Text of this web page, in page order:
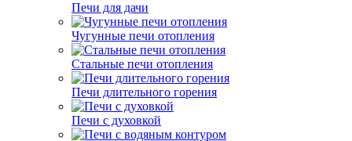
Печи для дачи
Чугунные печи отопления
Стальные печи отопления
Печи длительного горения
Печи с духовкой